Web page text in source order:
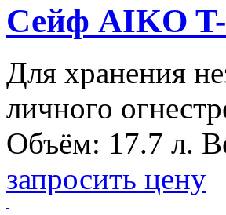
Сейф AIKO
Для хранения
личного
Объём: 17.7 л.
запросить цену